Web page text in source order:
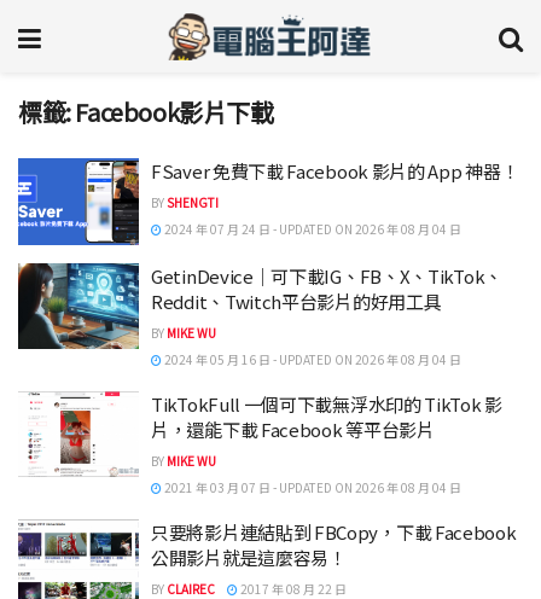
標籤:Facebook影片下載
FSaver 免費下載 Facebook 影片的 App 神器！
BYSHENGTI
2024 年 07 月 24 日 - UPDATED ON 2026 年 08 月 04 日
GetinDevice｜可下載IG、FB、X、TikTok、
Reddit、Twitch平台影片的好用工具
BY MIKE WU
2024 年 05 月 16 日 - UPDATED ON 2026 年 08 月 04 日
TikTokFull 一個可下載無浮水印的 TikTok 影
片，還能下載 Facebook 等平台影片
BY MIKE WU
2021 年 03 月 07 日 - UPDATED ON 2026 年 08 月 04 日
只要將影片連結貼到 FBCopy，下載 Facebook
公開影片就是這麼容易！
BY CLAIREC 2017 年 08 月 22 日